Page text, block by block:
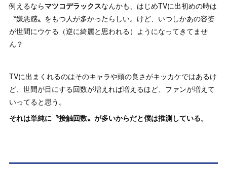
例えるならマツコデラックスなんかも、はじめTVに出初めの時は
〝嫌悪感〟をもつ人が多かったらしい。けど、いつしかあの容姿
が世間にウケる（逆に綺麗と思われる）ようになってきてませ
ん？
TVに出まくれるのはそのキャラや頭の良さがキッカケではあるけ
ど、世間が目にする回数が増えれば増えるほど、ファンが増えて
いってると思う。
それは単純に〝接触回数〟が多いからだと僕は推測している。